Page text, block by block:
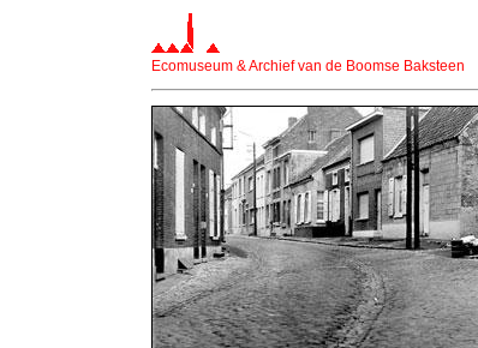
Ecomuseum & Archief van de Boomse Baksteen